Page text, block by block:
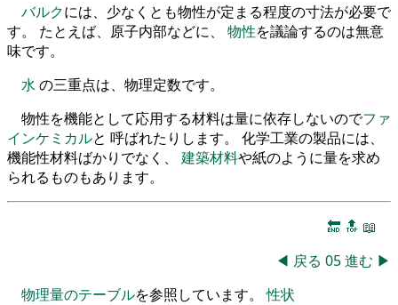
バルクには、少なくとも物性が定まる程度の寸法が必要で
す。 たとえば、原子内部などに、 物性を議論するのは無意
味です。
水 の三重点は、物理定数です。
物性を機能として応用する材料は量に依存しないのでファ
インケミカルと 呼ばれたりします。 化学工業の製品には、
機能性材料ばかりでなく、 建築材料や紙のように量を求め
られるものもあります。
🔚 🔝 📖
◀ 戻る 05進む ▶
物理量のテーブルを参照しています。性状